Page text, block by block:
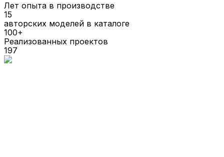
Лет опыта в производстве
15
авторских моделей в каталоге
100+
Реализованных проектов
197